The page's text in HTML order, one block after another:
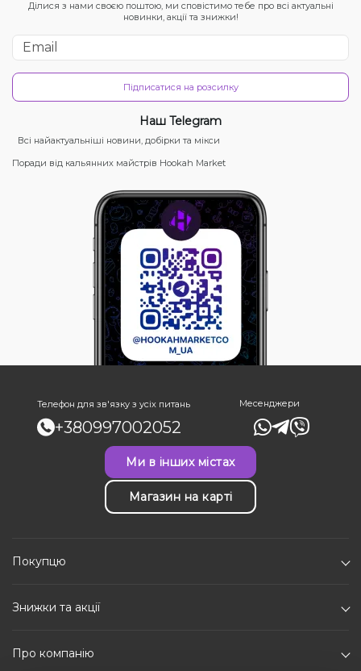
Ділися з нами своєю поштою, ми сповістимо тебе про всі актуальні
новинки, акції та знижки!
Підписатися на розсилку
Наш Telegram
Всі найактуальніші новини, добірки та мікси
Поради від кальянних майстрів Hookah Market
Телефон для зв'язку з усіх питань
+380997002052
Месенджери
Ми в інших містах
Магазин на карті
Покупцю
Знижки та акції
Про компанію